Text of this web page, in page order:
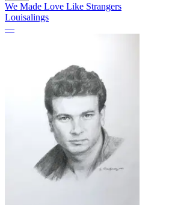
We Made Love Like Strangers
Louisalings
—